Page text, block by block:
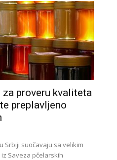
za proveru kvaliteta
preplavljeno
Srbiji suočavaju sa velikim
Saveza pčelarskih